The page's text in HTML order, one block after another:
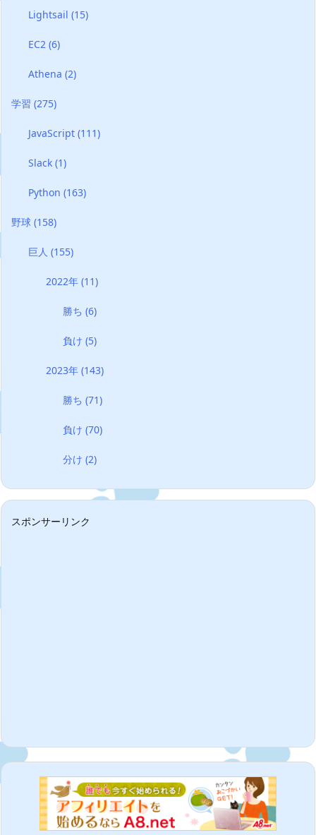
Lightsail(15)
EC2(6)
Athena(2)
学習 (275)
JavaScript(111)
Slack(1)
Python(163)
野球 (158)
巨人(155)
2022年 (11)
勝ち(6)
負け(5)
2023年 (143)
勝ち(71)
負け(70)
分け(2)
スポンサーリンク